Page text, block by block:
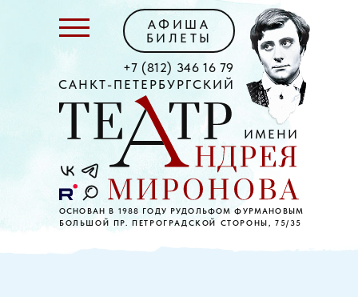
САНКТ-ПЕТЕРБУРГСКИЙ
ИМЕНИ
ОСНОВАН В 1988 ГОДУ РУДОЛЬФОМ ФУРМАНОВЫМ
+7 (812) 346 16 79
БОЛЬШОЙ ПР. ПЕТРОГРАДСКОЙ СТОРОНЫ, 75/35
АФИША
БИЛЕТЫ